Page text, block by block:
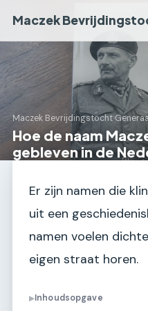
Maczek
Maczek Bevrijdingstocht›
Hoe de naam
gebleven in de
Er zijn namen die
uit een
namen voelen
eigen straat horen.
▶Inhoudsopgave